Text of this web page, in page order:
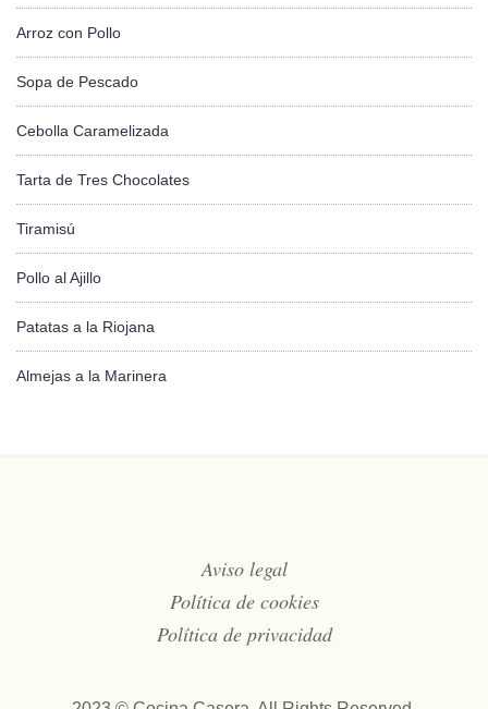
Arroz con Pollo
Sopa de Pescado
Cebolla Caramelizada
Tarta de Tres Chocolates
Tiramisú
Pollo al Ajillo
Patatas a la Riojana
Almejas a la Marinera
Aviso legal
Política de cookies
Política de privacidad